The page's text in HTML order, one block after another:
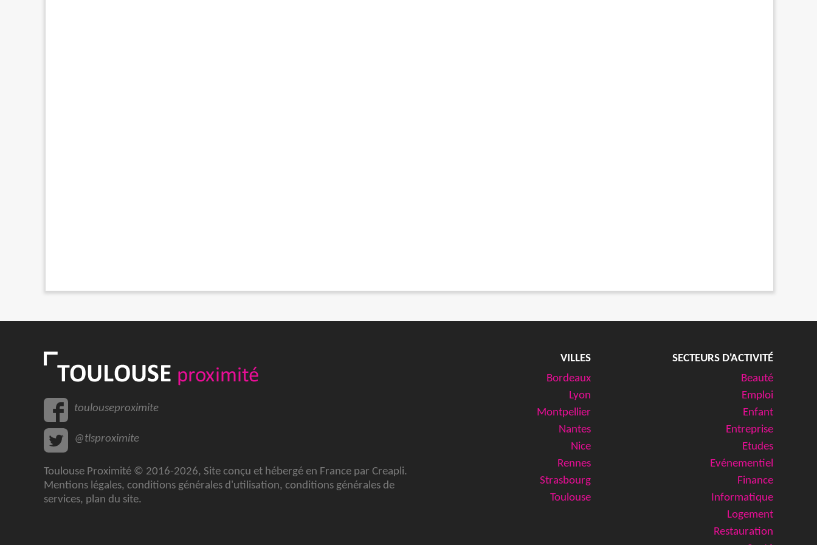
toulouseproximite
@tlsproximite
SECTEURS D'ACTIVITÉ
Beauté
Emploi
Enfant
Entreprise
Etudes
Evénementiel
Finance
Informatique
Logement
Restauration
VILLES
Bordeaux
Lyon
Montpellier
Nantes
Nice
Rennes
Strasbourg
Toulouse
Toulouse Proximité © 2016-2026, Site conçu et hébergé en France par Creapli.
Mentions légales, conditions générales d'utilisation, conditions générales de
services, plan du site.